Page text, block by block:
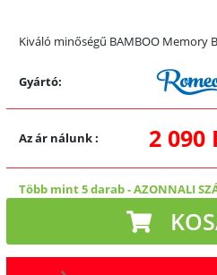
Kiváló minőségű BAMBOO Memory
Gyártó:
Az ár nálunk: 2 090
Több mint 5 darab-AZONNALI